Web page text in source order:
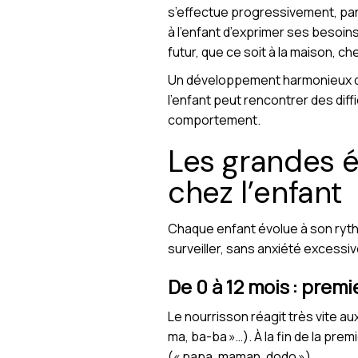
s’effectue progressivement,
à l’enfant d’exprimer ses
futur, que ce soit à la maison,
Un développement harmonieux
l’enfant peut rencontrer des
comportement.
Les grandes
chez l’enfant
Chaque enfant évolue à son
surveiller, sans anxiété
De 0 à 12 mois :
Le nourrisson réagit très vite
ma, ba-ba »…). À la fin de la